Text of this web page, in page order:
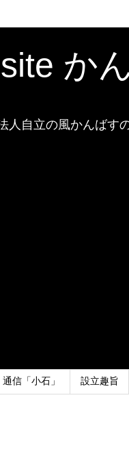
か
自立の風かんばす
通信「小石」 設立趣旨